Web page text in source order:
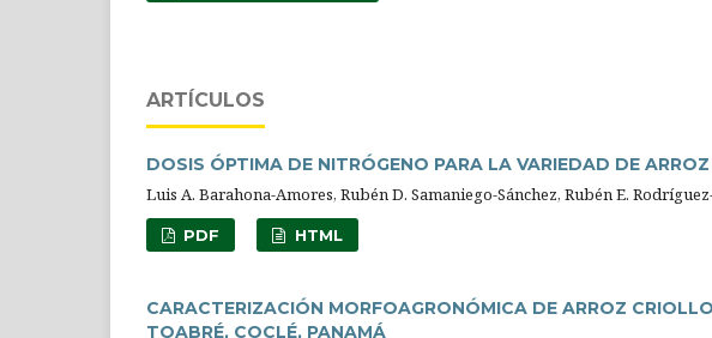
ARTÍCULOS
DOSIS ÓPTIMA DE NITRÓGENO PARA LA VARIEDAD DE
Luis A. Barahona-Amores, Rubén D. Samaniego-Sánchez, Rubén E.
PDF HTML
CARACTERIZACIÓN MORFOAGRONÓMICA DE ARROZ
TOABRÉ, COCLÉ, PANAMÁ